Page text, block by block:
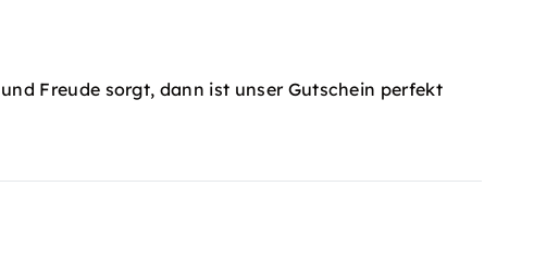
Freude sorgt, dann ist unser Gutschein perfekt